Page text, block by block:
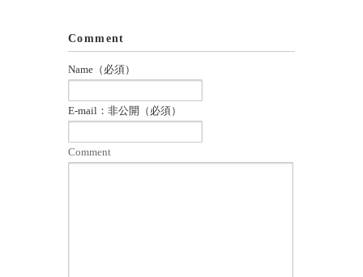
Comment
Name（必須）
E-mail：非公開（必須）
Comment